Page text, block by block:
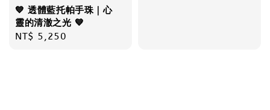
💙 透體藍托帕手珠｜心
靈的清澈之光 💙
Regular
NT$ 5,250